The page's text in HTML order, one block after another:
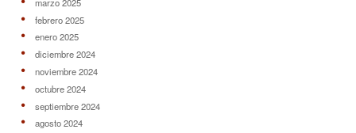
febrero 2025
enero 2025
diciembre 2024
noviembre 2024
octubre 2024
septiembre 2024
agosto 2024